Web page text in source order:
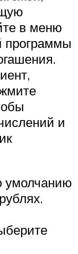
в меню
программы
и
умолчанию